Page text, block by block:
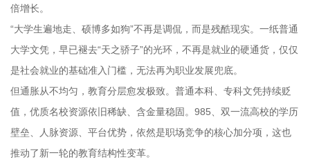
倍增长。
“大学生遍地走、硕博多如狗”不再是调侃，而是残酷现实。一纸普通
大学文凭，早已褪去“天之骄子”的光环，不再是就业的硬通货，仅仅
是社会就业的基础准入门槛，无法再为职业发展兜底。
但通胀从不均匀，教育分层愈发极致。普通本科、专科文凭持续贬
值，优质名校资源依旧稀缺、含金量稳固。985、双一流高校的学历
壁垒、人脉资源、平台优势，依然是职场竞争的核心加分项，这也
推动了新一轮的教育结构性变革。